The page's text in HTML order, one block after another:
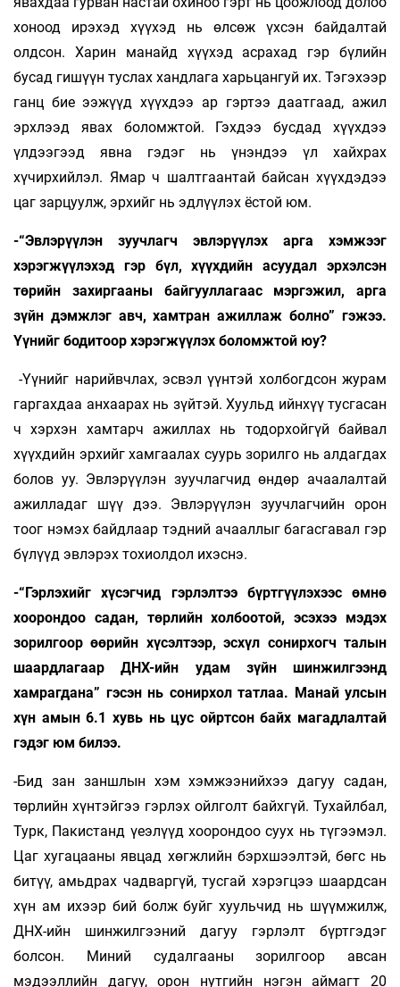
хоноод ирэхэд хүүхэд нь өлсөж үхсэн байдалтай
олдсон. Харин манайд хүүхэд асрахад гэр бүлийн
бусад гишүүн туслах хандлага харьцангуй их. Тэгэхээр
ганц бие ээжүүд хүүхдээ ар гэртээ даатгаад, ажил
эрхлээд явах боломжтой. Гэхдээ бусдад хүүхдээ
үлдээгээд явна гэдэг нь үнэндээ үл хайхрах
хүчирхийлэл. Ямар ч шалтгаантай байсан хүүхдэдээ
цаг зарцуулж, эрхийг нь эдлүүлэх ёстой юм.
-“Эвлэрүүлэн зуучлагч эвлэрүүлэх арга хэмжээг
хэрэгжүүлэхэд гэр бүл, хүүхдийн асуудал эрхэлсэн
төрийн захиргааны байгууллагаас мэргэжил, арга
зүйн дэмжлэг авч, хамтран ажиллаж болно” гэжээ.
Үүнийг бодитоор хэрэгжүүлэх боломжтой юу?
-Үүнийг нарийвчлах, эсвэл үүнтэй холбогдсон журам
гаргахдаа анхаарах нь зүйтэй. Хуульд ийнхүү тусгасан
ч хэрхэн хамтарч ажиллах нь тодорхойгүй байвал
хүүхдийн эрхийг хамгаалах суурь зорилго нь алдагдах
болов уу. Эвлэрүүлэн зуучлагчид өндөр ачаалалтай
ажилладаг шүү дээ. Эвлэрүүлэн зуучлагчийн орон
тоог нэмэх байдлаар тэдний ачааллыг багасгавал гэр
бүлүүд эвлэрэх тохиолдол ихэснэ.
-“Гэрлэхийг хүсэгчид гэрлэлтээ бүртгүүлэхээс өмнө
хоорондоо садан, төрлийн холбоотой, эсэхээ мэдэх
зорилгоор өөрийн хүсэлтээр, эсхүл сонирхогч талын
шаардлагаар ДНХ-ийн удам зүйн шинжилгээнд
хамрагдана” гэсэн нь сонирхол татлаа. Манай улсын
хүн амын 6.1 хувь нь цус ойртсон байх магадлалтай
гэдэг юм билээ.
-Бид зан заншлын хэм хэмжээнийхээ дагуу садан,
төрлийн хүнтэйгээ гэрлэх ойлголт байхгүй. Тухайлбал,
Турк, Пакистанд үеэлүүд хоорондоо суух нь түгээмэл.
Цаг хугацааны явцад хөгжлийн бэрхшээлтэй, бөгс нь
битүү, амьдрах чадваргүй, тусгай хэрэгцээ шаардсан
хүн ам ихээр бий болж буйг хуульчид нь шүүмжилж,
ДНХ-ийн шинжилгээний дагуу гэрлэлт бүртгэдэг
болсон. Миний судалгааны зорилгоор авсан
мэдээллийн дагуу, орон нутгийн нэгэн аймагт 20